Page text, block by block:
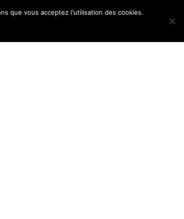
que vous acceptez l'utilisation des cookies.